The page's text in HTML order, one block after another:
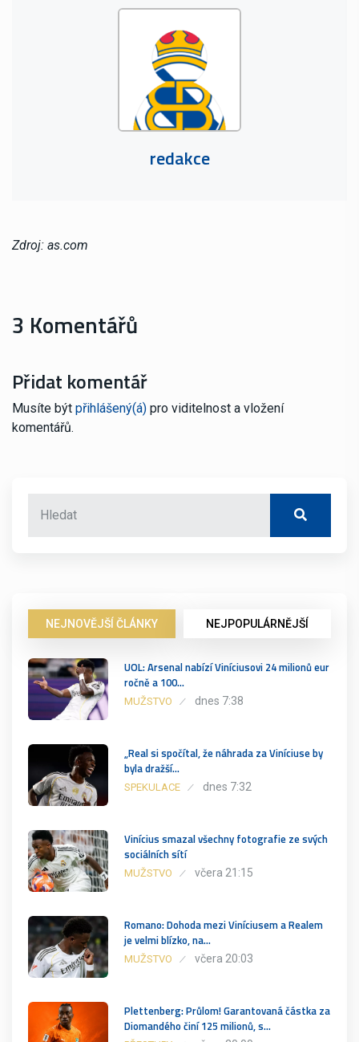
redakce
Zdroj: as.com
3 Komentářů
Přidat komentář
Musíte být přihlášený(á) pro viditelnost a vložení
komentářů.
NEJNOVĚJŠÍ ČLÁNKY NEJPOPULÁRNĚJŠÍ
UOL: Arsenal nabízí Viníciusovi 24 milionů eur
ročně a 100…
MUŽSTVO dnes 7:38
„Real si spočítal, že náhrada za Viníciuse by
byla dražší…
SPEKULACE dnes 7:32
Vinícius smazal všechny fotografie ze svých
sociálních sítí
MUŽSTVO včera 21:15
Romano: Dohoda mezi Viníciusem a Realem
je velmi blízko, na…
MUŽSTVO včera 20:03
Plettenberg: Průlom! Garantovaná částka za
Diomandého činí 125 milionů, s…